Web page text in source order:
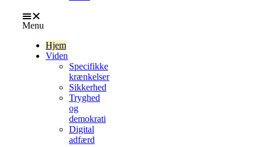
Menu
Hjem
Viden
Specifikke
krænkelser
Sikkerhed
Tryghed
og
demokrati
Digital
adfærd